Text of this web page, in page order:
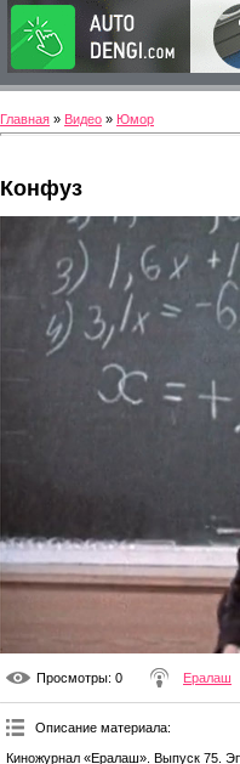
Главная » Видео » Юмор
Конфуз
Просмотры: 0 Ералаш
Описание материала:
Киножурнал «Ералаш». Выпуск 75.